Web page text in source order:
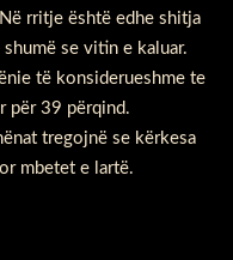
rritje është edhe shitja
se vitin e kaluar.
të konsiderueshme te
për 39 përqind.
tregojnë se kërkesa
mbetet e lartë.